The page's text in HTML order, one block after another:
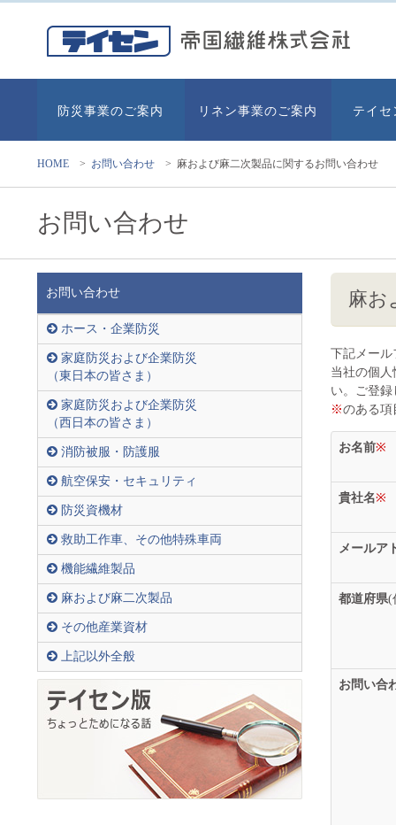
防災事業のご案内 リネン事業のご案内 テイセ
HOME > お問い合わせ > 麻および麻二次製品に関するお問い合わせ
お問い合わせ
お問い合わせ
ホース・企業防災
家庭防災および企業防災
（東日本の皆さま）
家庭防災および企業防災
（西日本の皆さま）
消防被服・防護服
航空保安・セキュリティ
防災資機材
救助工作車、その他特殊車両
機能繊維製品
麻および麻二次製品
その他産業資材
上記以外全般
麻お
下記メール
当社の個
い。ご登
※のある項
お名前※
貴社名※
メールア
都道府県(
お問い合